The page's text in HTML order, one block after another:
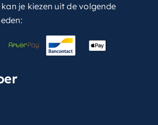
je kiezen uit de volgende